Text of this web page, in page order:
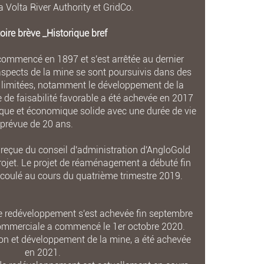
Volta River Authority et GridCo.
brève _Historique bref
en 1897 et s'est arrêtée au dernier
de la mine se sont poursuivis dans des
notamment le développement de la
faisabilité favorable a été achevée en 2017
et économique solide avec une durée de vie
prévue de 20 ans.
du conseil d'administration d'AngloGold
Le projet de réaménagement a débuté fin
au cours du quatrième trimestre 2019.
redéveloppement s'est achevée fin septembre
a commencé le 1er octobre 2020.
et développement de la mine, a été achevée
en 2021.